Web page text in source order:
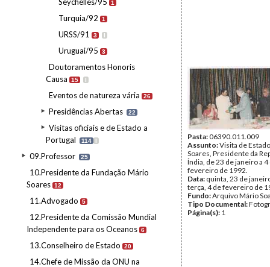
1
Turquia/92 1
URSS/91 3 I
Uruguai/95 3
Doutoramentos Honoris
Causa
15 I
Eventos de natureza vária 26
Presidências Abertas 22
Visitas oficiais e de Estado a
Portugal
114 I
09.Professor 25
10.Presidente da Fundação Mário
Soares 12
11.Advogado 5
12.Presidente da Comissão Mundial
Independente para os Oceanos 6
13.Conselheiro de Estado 20
14.Chefe de Missão da ONU na
Pasta:06390.011.009
Assunto:Visita de
Soares, Presidente da
Índia, de 23 de janeiro a 4
fevereiro de 1992.
Data: quinta, 23 de
terça, 4 de fevereiro de
Fundo:Arquivo Mário
Tipo Documental:
Página(s): 1